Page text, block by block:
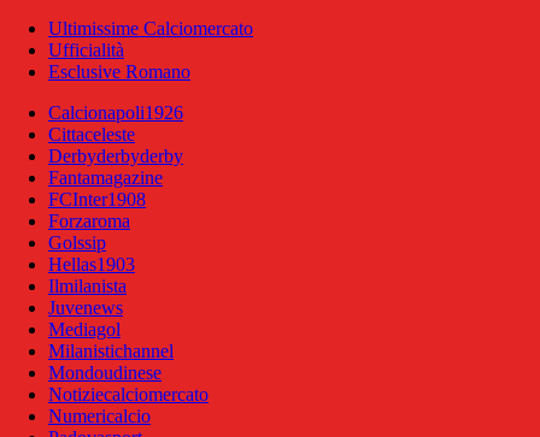
Ultimissime Calciomercato
Ufficialità
Esclusive Romano
Calcionapoli1926
Cittaceleste
Derbyderbyderby
Fantamagazine
FCInter1908
Forzaroma
Golssip
Hellas1903
Ilmilanista
Juvenews
Mediagol
Milanistichannel
Mondoudinese
Notiziecalciomercato
Numericalcio